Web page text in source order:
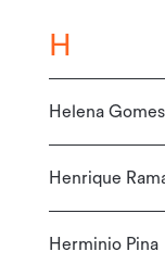
H
Helena Gomes
Henrique
Herminio Pina